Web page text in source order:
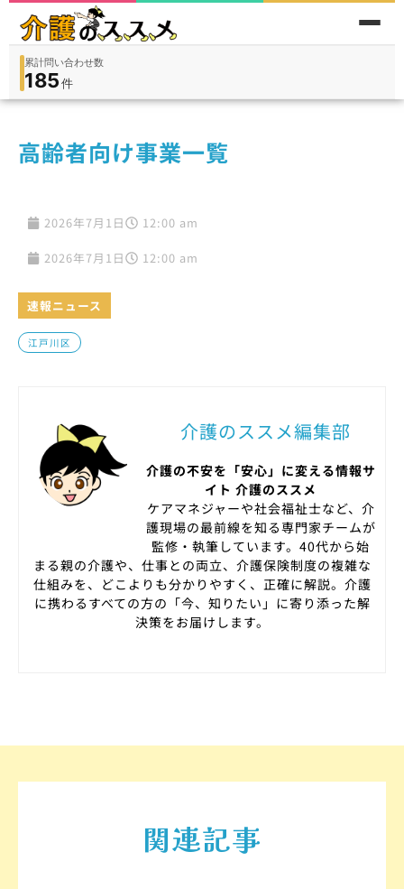
在宅 9,360
累計問い合わせ数
185件
高齢者向け事業一覧
2026年7月1日 12:00 am
2026年7月1日 12:00 am
速報ニュース
江戸川区
介護のススメ編集部
介護の不安を「安心」に変える情報サ
イト 介護のススメ
ケアマネジャーや社会福祉士など、介
護現場の最前線を知る専門家チームが
監修・執筆しています。40代から始
まる親の介護や、仕事との両立、介護保険制度の複雑な
仕組みを、どこよりも分かりやすく、正確に解説。介護
に携わるすべての方の「今、知りたい」に寄り添った解
決策をお届けします。
関連記事